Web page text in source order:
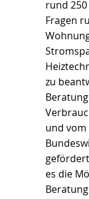
rund
Fragen
zu
und vom
es die